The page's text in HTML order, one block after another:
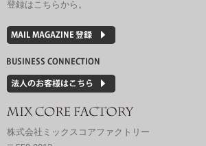
登録はこちらから。
株式会社ミックスコアファクトリー